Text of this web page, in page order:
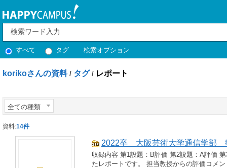
すべて タグ 検索オプション
korikoさんの資料 / タグ / レポート
全ての種類
資料:14件
2022卒＿大阪芸術大学通信学部
収録内容 第1設題：B評価 第2設題：A評価
たレポートです。 担当教授からの評価コメ